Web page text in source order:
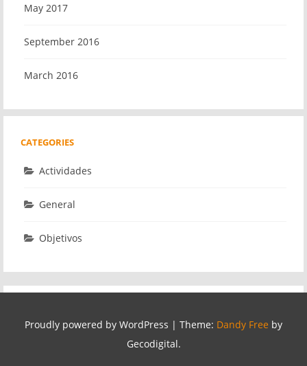
May 2017
September 2016
March 2016
CATEGORIES
Actividades
General
Objetivos
Proudly powered by WordPress | Theme: Dandy Free by
Gecodigital.